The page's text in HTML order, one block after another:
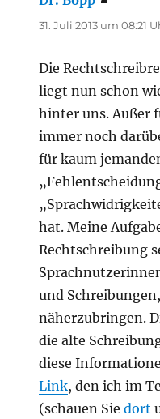
31. Juli 2013 um 08:21
Die
liegt nun schon
hinter uns. Außer
immer noch
für kaum
hat. Meine
Rechtschreibung
und
näherzubringen.
die alte
diese
Link, den ich im
(schauen Siedort